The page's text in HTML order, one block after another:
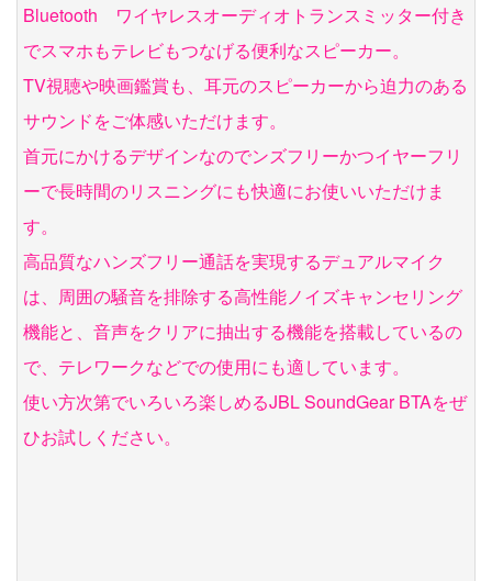
Bluetooth ワイヤレスオーディオトランスミッター付き
でスマホもテレビもつなげる便利なスピーカー。
TV視聴や映画鑑賞も、耳元のスピーカーから迫力のある
サウンドをご体感いただけます。
首元にかけるデザインなのでンズフリーかつイヤーフリ
ーで長時間のリスニングにも快適にお使いいただけま
す。
高品質なハンズフリー通話を実現するデュアルマイク
は、周囲の騒音を排除する高性能ノイズキャンセリング
機能と、音声をクリアに抽出する機能を搭載しているの
で、テレワークなどでの使用にも適しています。
使い方次第でいろいろ楽しめるJBL SoundGear BTAをぜ
ひお試しください。